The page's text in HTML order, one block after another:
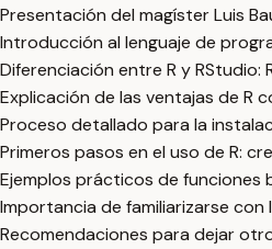
Presentación del magíster Luis
Introducción al lenguaje de
Diferenciación entre R y RStudio:
Explicación de las ventajas de R
Proceso detallado para la
Primeros pasos en el uso de R:
Ejemplos prácticos de funciones
Importancia de familiarizarse
Recomendaciones para dejar